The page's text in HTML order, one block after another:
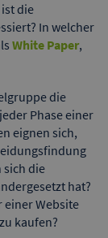
die
In welcher
White Paper,
die
Phase einer
eignen sich,
sich die
hat?
einer Website
kaufen?